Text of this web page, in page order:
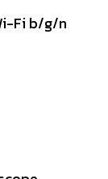
Fi b/g/n